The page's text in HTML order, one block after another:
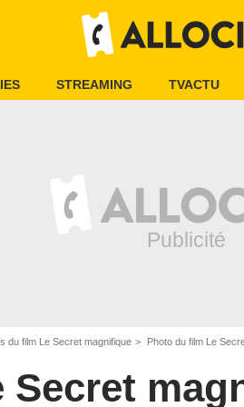
STREAMING TVACTU
du film Le Secret magnifique Photo du film Le
Secret